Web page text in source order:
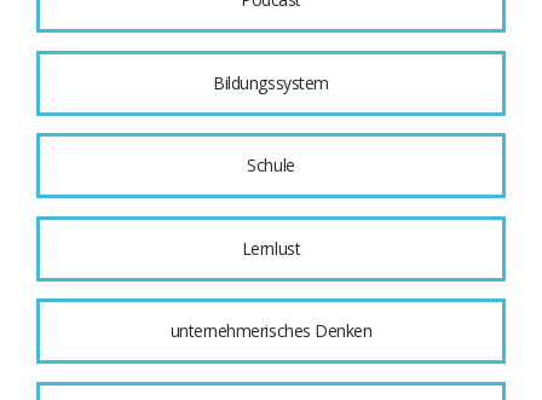
Bildungssystem
Schule
Lernlust
unternehmerisches Denken